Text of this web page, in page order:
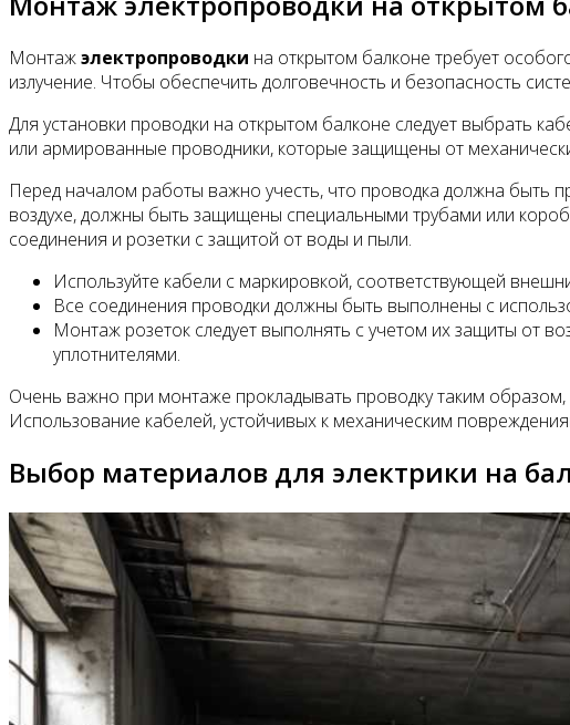
Монтажэлектропроводки на открытом балконе требует
излучение. Чтобы обеспечить долговечность и безопасность
Для установки проводки на открытом балконе следует выбрать
или армированные проводники, которые защищены от
Перед началом работы важно учесть, что проводка должна быть
воздухе, должны быть защищены специальными трубами или
соединения и розетки с защитой от воды и пыли.
Используйте кабели с маркировкой, соответствующей
Все соединения проводки должны быть выполнены с
Монтаж розеток следует выполнять с учетом их защиты от
уплотнителями.
Очень важно при монтаже прокладывать проводку таким
Использование кабелей, устойчивых к механическим
Выбор материалов для электрики на